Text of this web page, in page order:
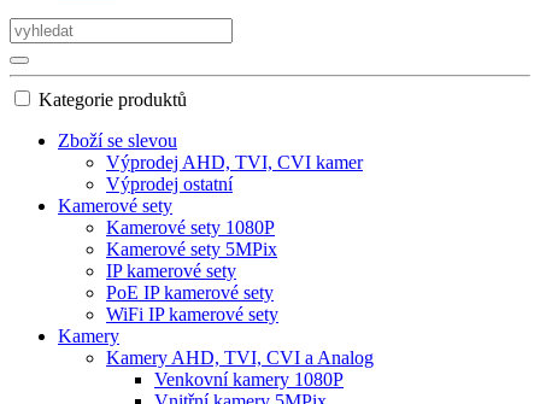
Kategorie produktů
Zboží se slevou
Výprodej AHD, TVI, CVI kamer
Výprodej ostatní
Kamerové sety
Kamerové sety 1080P
Kamerové sety 5MPix
IP kamerové sety
PoE IP kamerové sety
WiFi IP kamerové sety
Kamery
Kamery AHD, TVI, CVI a Analog
Venkovní kamery 1080P